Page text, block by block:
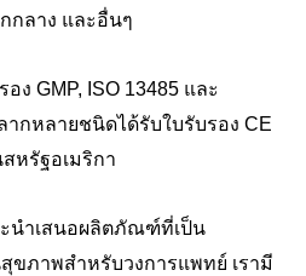
กลาง และอื่นๆ
ง GMP, ISO 13485 และ
กหลายชนิดได้รับใบรับรอง CE
หรัฐอเมริกา
ะนำเสนอผลิตภัณฑ์ที่เป็น
ภาพสำหรับวงการแพทย์ เรามี